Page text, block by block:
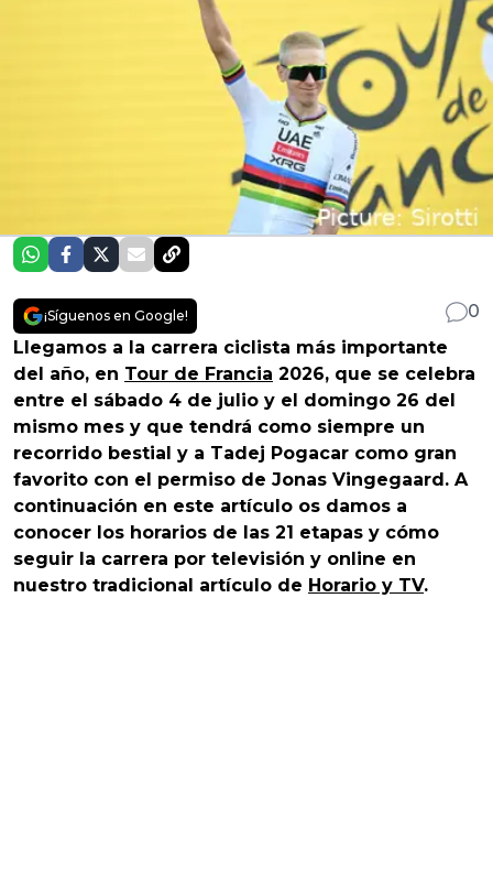
¡Síguenos en Google!
0
Llegamos a la carrera ciclista más importante
del año, en Tour de Francia 2026, que se celebra
entre el sábado 4 de julio y el domingo 26 del
mismo mes y que tendrá como siempre un
recorrido bestial y a Tadej Pogacar como gran
favorito con el permiso de Jonas Vingegaard. A
continuación en este artículo os damos a
conocer los horarios de las 21 etapas y cómo
seguir la carrera por televisión y online en
nuestro tradicional artículo de Horario y TV.